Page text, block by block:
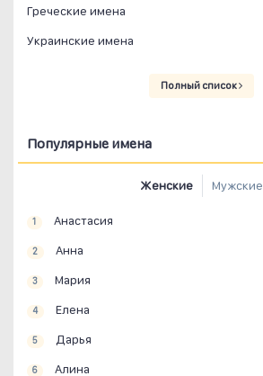
Греческие имена
Украинские имена
Полный список
Популярные имена
Женские Мужские
1 Анастасия
2 Анна
3 Мария
4 Елена
5 Дарья
6 Алина